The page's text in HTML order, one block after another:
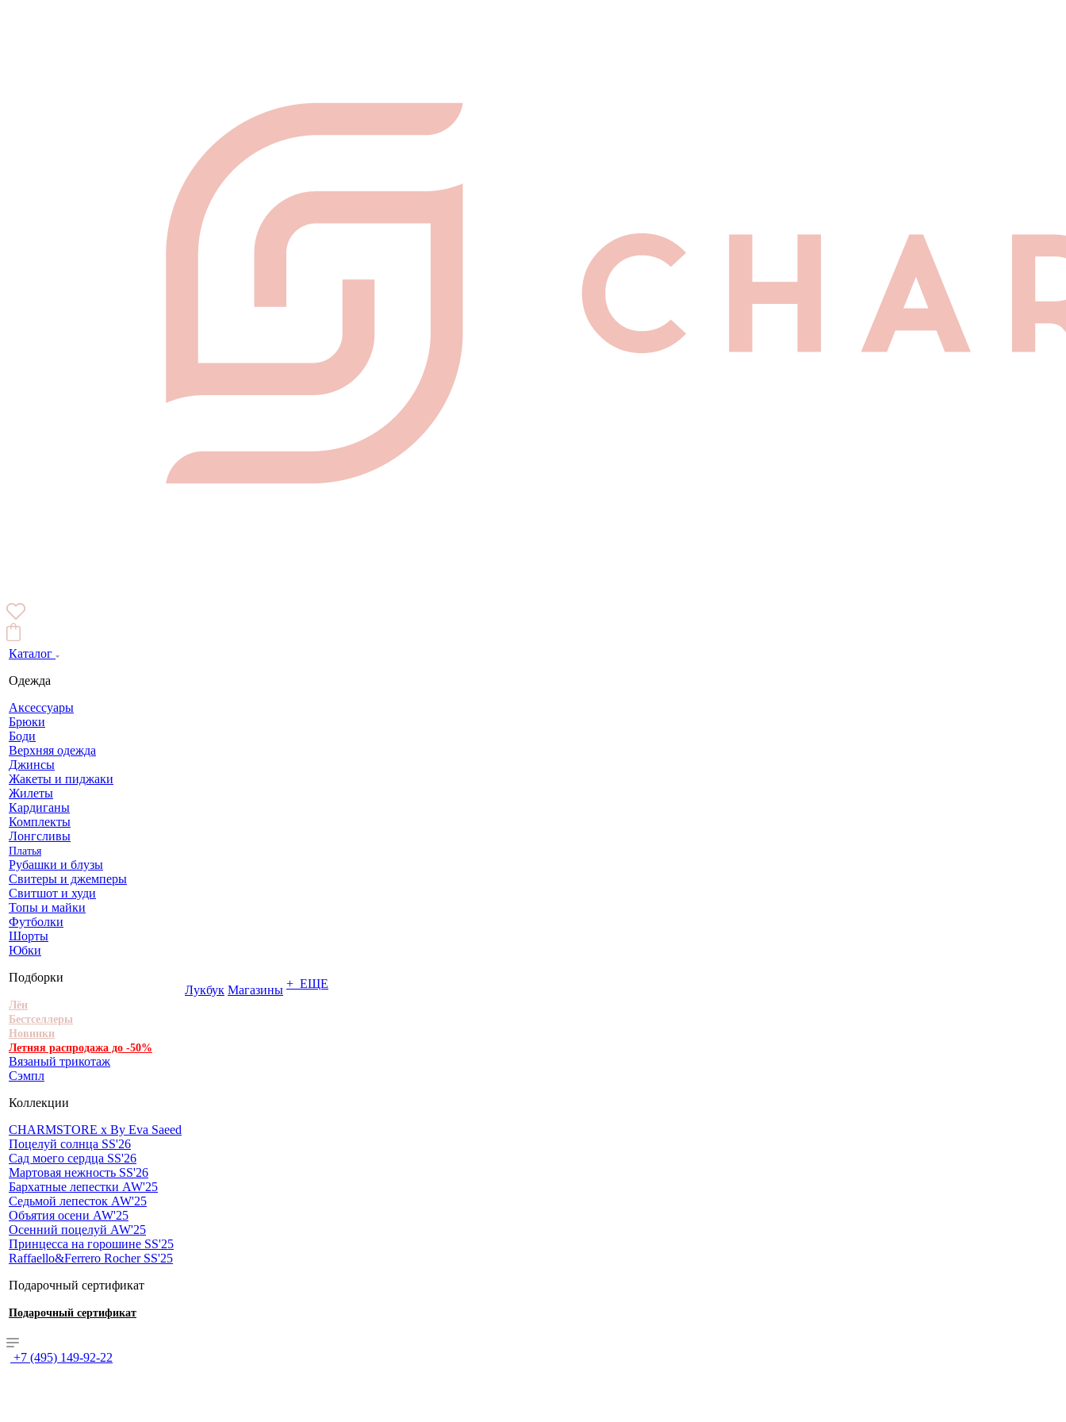
Каталог
Одежда
Аксессуары
Брюки
Боди
Верхняя одежда
Джинсы
Жакеты и пиджаки
Жилеты
Кардиганы
Комплекты
Лонгсливы
Платья
Рубашки и блузы
Свитеры и джемперы
Свитшот и худи
Топы и майки
Футболки
Шорты
Юбки
Подборки
Лён
Бестселлеры
Новинки
Летняя распродажа до -50%
Вязаный трикотаж
Сэмпл
Коллекции
CHARMSTORE х By Eva Saeed
Поцелуй солнца SS'26
Сад моего сердца SS'26
Мартовая нежность SS'26
Бархатные лепестки AW'25
Седьмой лепесток AW'25
Объятия осени AW'25
Осенний поцелуй AW'25
Принцесса на горошине SS'25
Raffaello&Ferrero Rocher SS'25
Подарочный сертификат
Подарочный сертификат
Лукбук Магазины + ЕЩЕ
+7 (495) 149-92-22